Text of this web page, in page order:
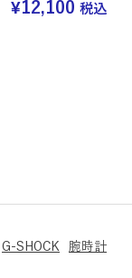
¥12,100 税込
G-SHOCK 腕時計